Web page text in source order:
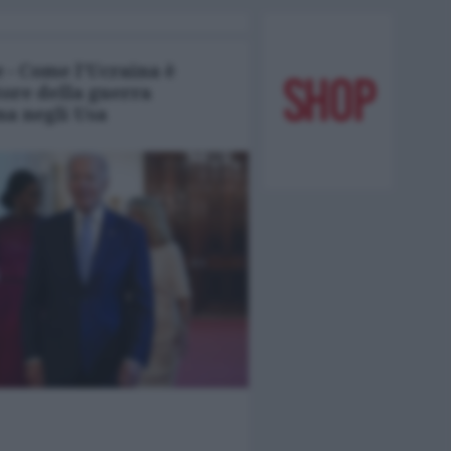
Come l'Ucraina è
della guerra
negli Usa